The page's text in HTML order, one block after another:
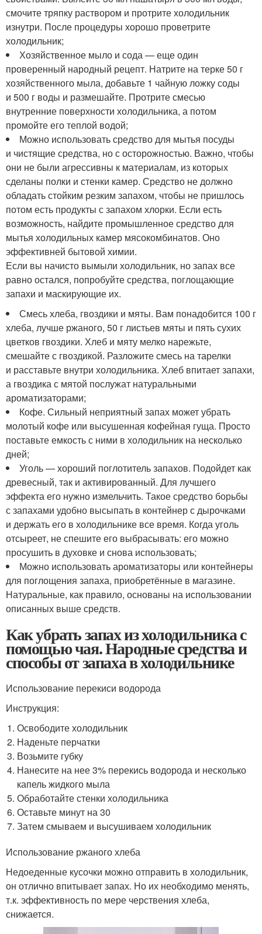
смочите тряпку раствором и протрите холодильник
изнутри. После процедуры хорошо проветрите
холодильник;
Хозяйственное мыло и сода — еще один
проверенный народный рецепт. Натрите на терке 50 г
хозяйственного мыла, добавьте 1 чайную ложку соды
и 500 г воды и размешайте. Протрите смесью
внутренние поверхности холодильника, а потом
промойте его теплой водой;
Можно использовать средство для мытья посуды
и чистящие средства, но с осторожностью. Важно, чтобы
они не были агрессивны к материалам, из которых
сделаны полки и стенки камер. Средство не должно
обладать стойким резким запахом, чтобы не пришлось
потом есть продукты с запахом хлорки. Если есть
возможность, найдите промышленное средство для
мытья холодильных камер мясокомбинатов. Оно
эффективней бытовой химии.
Если вы начисто вымыли холодильник, но запах все
равно остался, попробуйте средства, поглощающие
запахи и маскирующие их.
Смесь хлеба, гвоздики и мяты. Вам понадобится 100 г
хлеба, лучше ржаного, 50 г листьев мяты и пять сухих
цветков гвоздики. Хлеб и мяту мелко нарежьте,
смешайте с гвоздикой. Разложите смесь на тарелки
и расставьте внутри холодильника. Хлеб впитает запахи,
а гвоздика с мятой послужат натуральными
ароматизаторами;
Кофе. Сильный неприятный запах может убрать
молотый кофе или высушенная кофейная гуща. Просто
поставьте емкость с ними в холодильник на несколько
дней;
Уголь — хороший поглотитель запахов. Подойдет как
древесный, так и активированный. Для лучшего
эффекта его нужно измельчить. Такое средство борьбы
с запахами удобно высыпать в контейнер с дырочками
и держать его в холодильнике все время. Когда уголь
отсыреет, не спешите его выбрасывать: его можно
просушить в духовке и снова использовать;
Можно использовать ароматизаторы или контейнеры
для поглощения запаха, приобретённые в магазине.
Натуральные, как правило, основаны на использовании
описанных выше средств.
Как убрать запах из холодильника с
помощью чая. Народные средства и
способы от запаха в холодильнике
Использование перекиси водорода
Инструкция:
Освободите холодильник
Наденьте перчатки
Возьмите губку
Нанесите на нее 3% перекись водорода и несколько
капель жидкого мыла
Обработайте стенки холодильника
Оставьте минут на 30
Затем смываем и высушиваем холодильник
Использование ржаного хлеба
Недоеденные кусочки можно отправить в холодильник,
он отлично впитывает запах. Но их необходимо менять,
т.к. эффективность по мере черствения хлеба,
снижается.